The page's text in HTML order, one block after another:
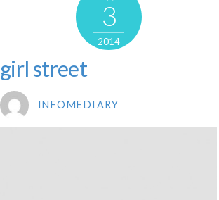
3
2014
girl street
INFOMEDIARY